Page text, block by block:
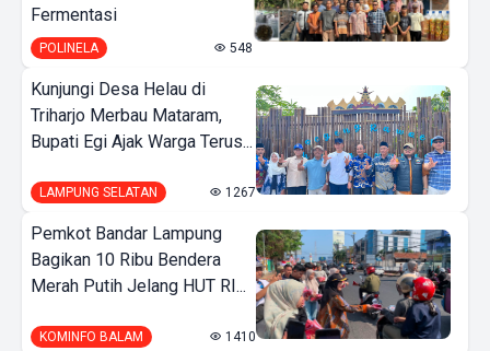
Fermentasi
POLINELA 548
Kunjungi Desa Helau di
Triharjo Merbau Mataram,
Bupati Egi Ajak Warga Terus...
LAMPUNG SELATAN 1267
Pemkot Bandar Lampung
Bagikan 10 Ribu Bendera
Merah Putih Jelang HUT RI...
KOMINFO BALAM 1410